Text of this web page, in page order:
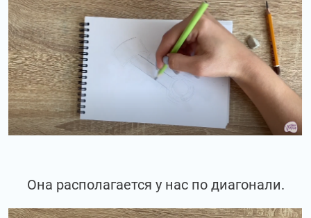
Она располагается у нас по диагонали.